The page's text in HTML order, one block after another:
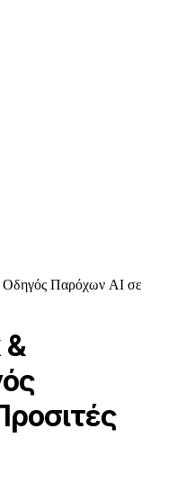
Παρόχων AI σε